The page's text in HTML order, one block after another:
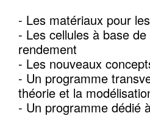
- Les matériaux pour
- Les cellules à base
rendement
- Les nouveaux
- Un programme
théorie et la
- Un programme dédié